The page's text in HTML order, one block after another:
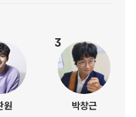
원
3
박창근